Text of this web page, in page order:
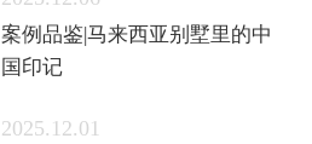
案例品鉴|马来西亚别墅里的中
国印记
2025.12.01